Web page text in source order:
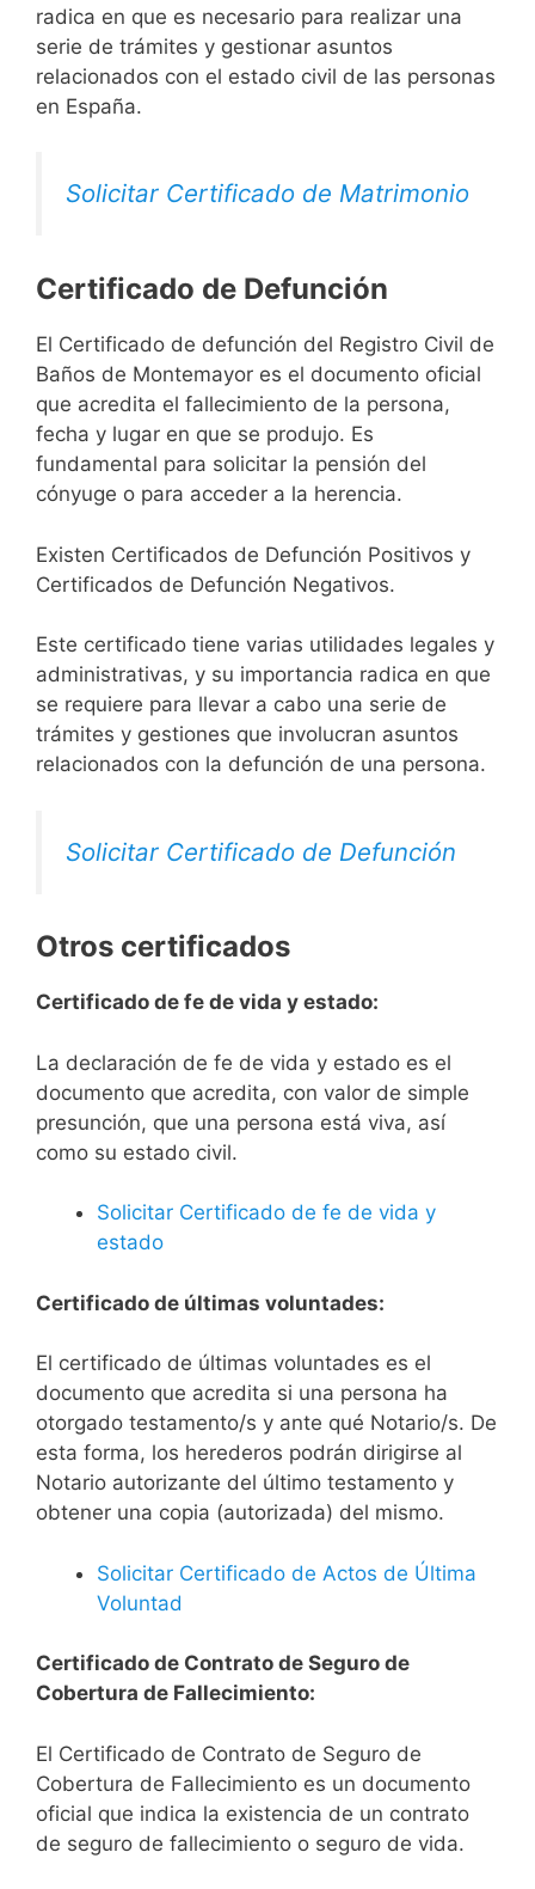
radica en que es necesario para realizar una
serie de trámites y gestionar asuntos
relacionados con el estado civil de las personas
en España.
Solicitar Certificado de Matrimonio
Certificado de Defunción
El Certificado de defunción del Registro Civil de
Baños de Montemayor es el documento oficial
que acredita el fallecimiento de la persona,
fecha y lugar en que se produjo. Es
fundamental para solicitar la pensión del
cónyuge o para acceder a la herencia.
Existen Certificados de Defunción Positivos y
Certificados de Defunción Negativos.
Este certificado tiene varias utilidades legales y
administrativas, y su importancia radica en que
se requiere para llevar a cabo una serie de
trámites y gestiones que involucran asuntos
relacionados con la defunción de una persona.
Solicitar Certificado de Defunción
Otros certificados
Certificado de fe de vida y estado:
La declaración de fe de vida y estado es el
documento que acredita, con valor de simple
presunción, que una persona está viva, así
como su estado civil.
Solicitar Certificado de fe de vida y
estado
Certificado de últimas voluntades:
El certificado de últimas voluntades es el
documento que acredita si una persona ha
otorgado testamento/s y ante qué Notario/s. De
esta forma, los herederos podrán dirigirse al
Notario autorizante del último testamento y
obtener una copia (autorizada) del mismo.
Solicitar Certificado de Actos de Última
Voluntad
Certificado de Contrato de Seguro de
Cobertura de Fallecimiento:
El Certificado de Contrato de Seguro de
Cobertura de Fallecimiento es un documento
oficial que indica la existencia de un contrato
de seguro de fallecimiento o seguro de vida.